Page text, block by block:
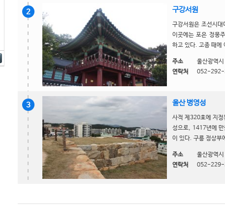
2 구강서원
구강서원은 조선시
이곳에는 포은 정몽
하고 있다. 고종 때에
주소
울산광역
연락처
052-292-
3 울산 병영성
사적 제320호에 지정
성으로, 1417년에
이 있다. 구릉 정상부
주소
울산광역
연락처
052-229-